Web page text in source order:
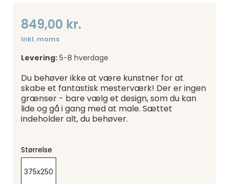
849,00 kr.
Inkl. moms
Levering: 5-8 hverdage
Du behøver ikke at være kunstner for at
skabe et fantastisk mesterværk! Der er ingen
grænser - bare vælg et design, som du kan
lide og gå i gang med at male. Sættet
indeholder alt, du behøver.
Størrelse
375x250